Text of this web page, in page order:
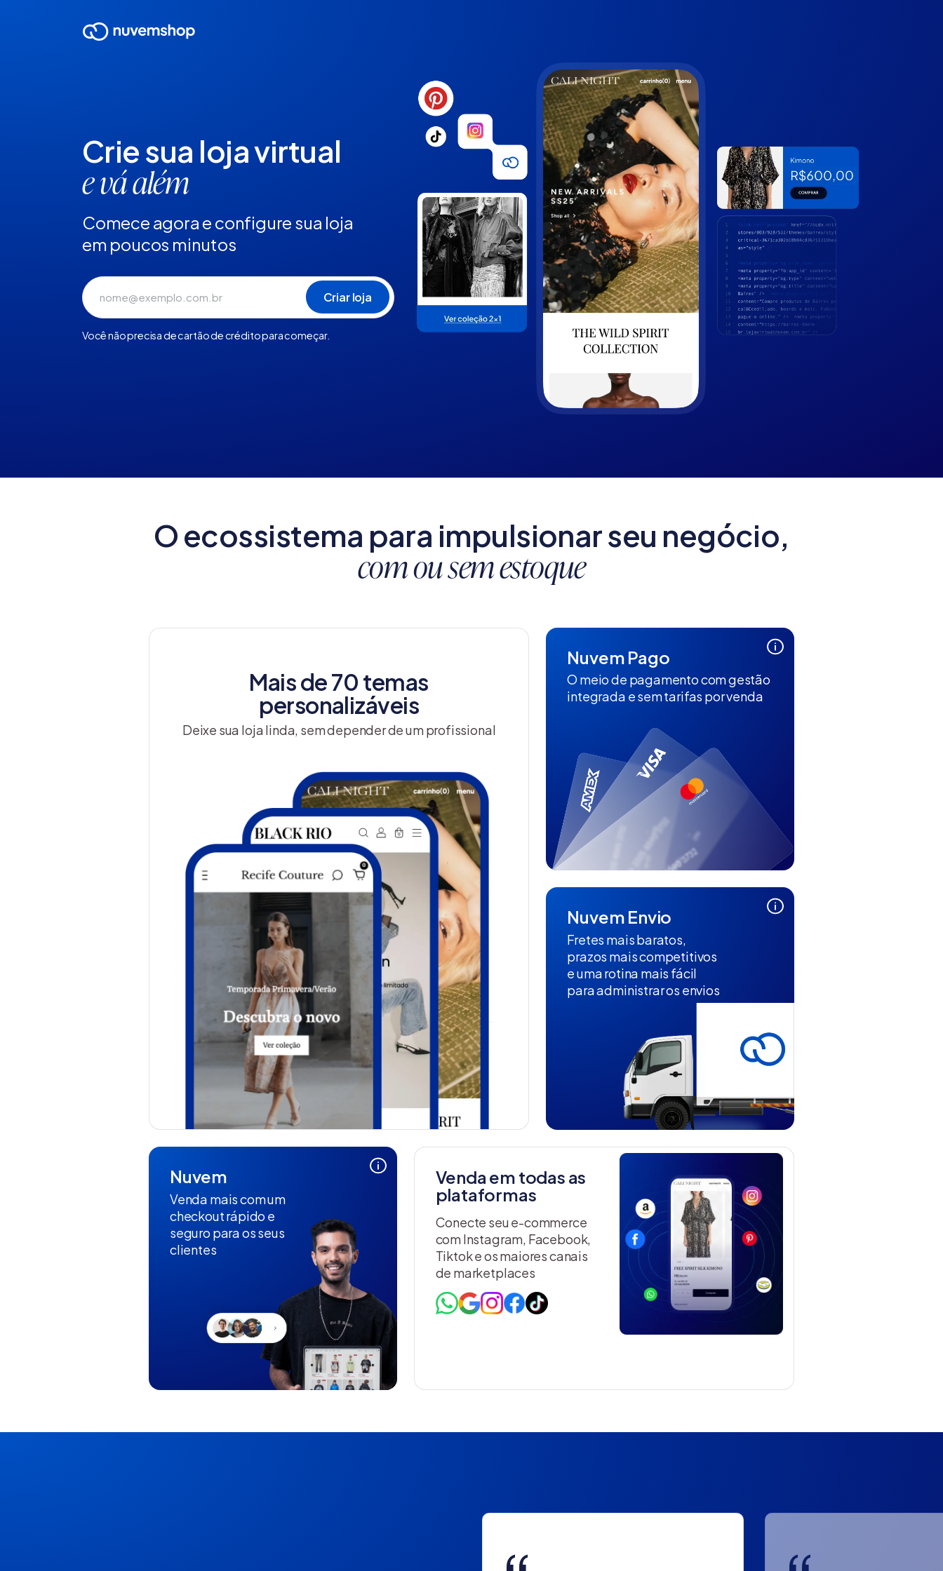
Crie sua loja virtual
e vá além
Comece agora e configure sua loja
em poucos minutos
Você não precisa de cartão de crédito para começar.
O ecossistema para impulsionar seu negócio,
com ou sem estoque
Mais de 70 temas
personalizáveis
Deixe sua loja linda, sem depender de um profissional
Nuvem Pago
O meio de pagamento com gestão
integrada e sem tarifas por venda
Nuvem Envio
Fretes mais baratos,
prazos mais competitivos
e uma rotina mais fácil
para administrar os envios
Nuvem
Venda mais com um
checkout rápido e
seguro para os seus
clientes
Venda em todas as
plataformas
Conecte seu e-commerce
com Instagram, Facebook,
Tiktok e os maiores canais
de marketplaces